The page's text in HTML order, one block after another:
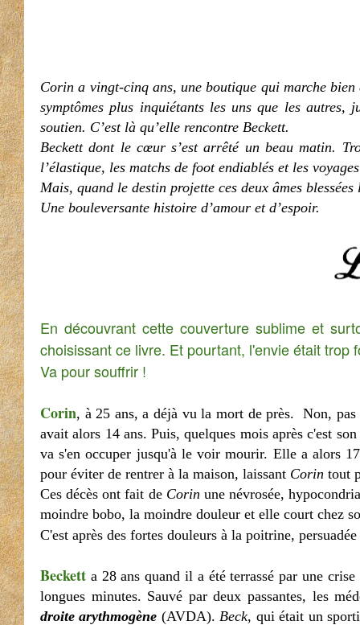
Corin a vingt-cinq ans, une boutique qui marche
symptômes plus inquiétants les uns que les autres,
soutien. C’est là qu’elle rencontre Beckett.
Beckett dont le cœur s’est arrêté un beau matin.
l’élastique, les matchs de foot endiablés et les
Mais, quand le destin projette ces deux âmes
Une bouleversante histoire d’amour et d’espoir.
En découvrant cette couverture sublime et
choisissant ce livre. Et pourtant, l'envie était trop
Va pour souffrir !
Corin, à 25 ans, a déjà vu la mort de près. Non, pas
avait alors 14 ans. Puis, quelques mois après c'est
va s'en occuper jusqu'à le voir mourir. Elle a alors
pour éviter de rentrer à la maison, laissant Corin tout
Ces décès ont fait de Corin une névrosée,
moindre bobo, la moindre douleur et elle court chez
C'est après des fortes douleurs à la poitrine,
Beckett a 28 ans quand il a été terrassé par une
longues minutes. Sauvé par deux passantes, les
droite arythmogène (AVDA).Beck, qui était un